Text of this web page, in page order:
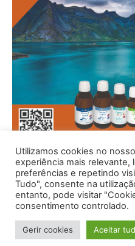
© 1996 - 2026 -Saúde e Bem Estar
Utilizamos cookies no
experiência mais relevante,
preferências e repetindo
Tudo", consente na
entanto, pode visitar
consentimento controlado.
Gerir cookies Aceitar